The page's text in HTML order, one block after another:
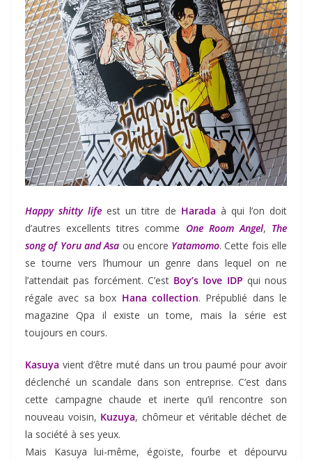
Happy shitty life est un titre de Harada à qui l’on doit
d’autres excellents titres comme One Room Angel, The
song of Yoru and Asa ou encore Yatamomo. Cette fois elle
se tourne vers l’humour un genre dans lequel on ne
l’attendait pas forcément. C’est Boy’s love IDP qui nous
régale avec sa box Hana collection. Prépublié dans le
magazine Qpa il existe un tome, mais la série est
toujours en cours.
Kasuya vient d’être muté dans un trou paumé pour avoir
déclenché un scandale dans son entreprise. C’est dans
cette campagne chaude et inerte qu’il rencontre son
nouveau voisin, Kuzuya, chômeur et véritable déchet de
la société à ses yeux.
Mais Kasuya lui-même, égoïste, fourbe et dépourvu